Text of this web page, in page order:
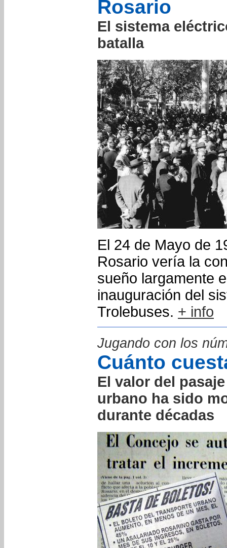
Rosario
El sistema
batalla
El 24 de Mayo de
Rosario vería la
sueño largamente
inauguración del
Trolebuses. + info
Jugando con los
Cuánto
El valor del
urbano ha sido
durante décadas